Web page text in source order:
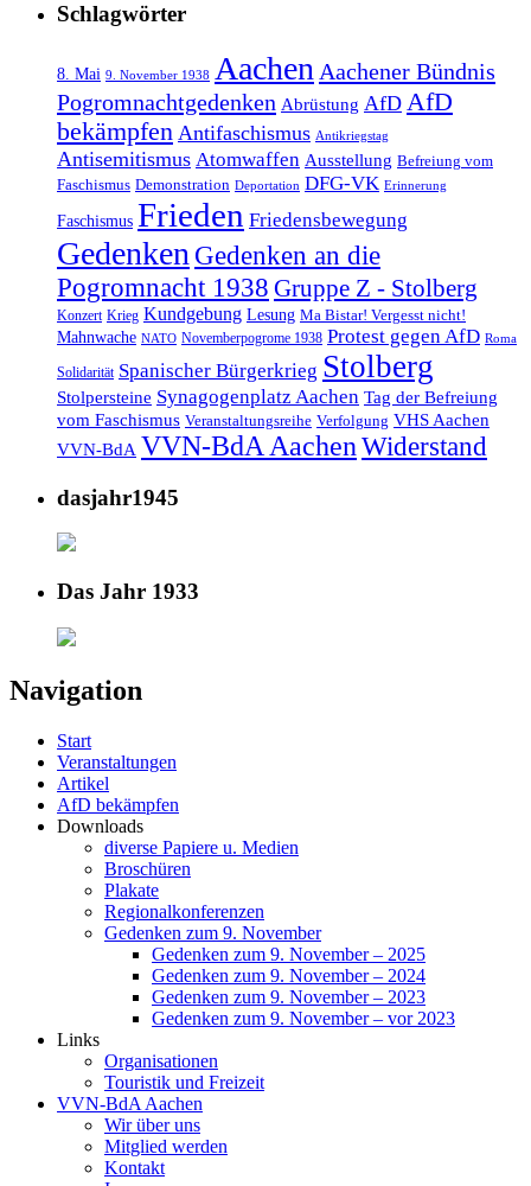
Schlagwörter
8. Mai 9. November 1938 Aachen Aachener Bündnis
Pogromnachtgedenken Abrüstung AfD AfD
bekämpfen Antifaschismus Antikriegstag
Antisemitismus Atomwaffen Ausstellung Befreiung vom
Faschismus Demonstration Deportation DFG-VK Erinnerung
Faschismus Frieden Friedensbewegung
Gedenken Gedenken an die
Pogromnacht 1938 Gruppe Z - Stolberg
Konzert Krieg Kundgebung Lesung Ma Bistar! Vergesst nicht!
Mahnwache NATO Novemberpogrome 1938 Protest gegen AfD Roma
Solidarität Spanischer Bürgerkrieg Stolberg
Stolpersteine Synagogenplatz Aachen Tag der Befreiung
vom Faschismus Veranstaltungsreihe Verfolgung VHS Aachen
VVN-BdA VVN-BdA AachenWiderstand
dasjahr1945
Das Jahr 1933
Navigation
Start
Veranstaltungen
Artikel
AfD bekämpfen
Downloads
diverse Papiere u. Medien
Broschüren
Plakate
Regionalkonferenzen
Gedenken zum 9. November
Gedenken zum 9. November – 2025
Gedenken zum 9. November – 2024
Gedenken zum 9. November – 2023
Gedenken zum 9. November – vor 2023
Links
Organisationen
Touristik und Freizeit
VVN-BdA Aachen
Wir über uns
Mitglied werden
Kontakt